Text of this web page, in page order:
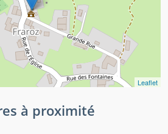
Leaflet
à proximité